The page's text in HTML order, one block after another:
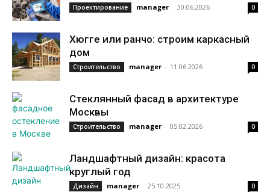
Проектирование manager - 30.06.2026 0
Хюгге или ранчо: строим каркасный
дом
Строительство manager - 11.06.2026 0
Стеклянный фасад в архитектуре
Москвы
Строительство manager - 05.02.2026 0
Ландшафтный дизайн: красота
круглый год
Дизайн manager - 25.10.2025 0